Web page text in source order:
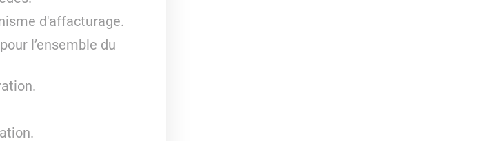
d'affacturage.
l’ensemble du